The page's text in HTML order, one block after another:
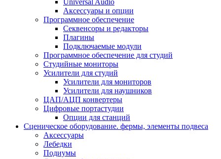
Universal Audio
Аксессуары и опции
Программное обеспечение
Cеквенсоры и редакторы
Плагины
Подключаемые модули
Программное обеспечение для студий
Студийные мониторы
Усилители для студий
Усилители для мониторов
Усилители для наушников
ЦАП/АЦП конвертеры
Цифровые портастудии
Опции для станций
Сценическое оборудование. фермы, элементы подвеса
Аксессуары
Лебедки
Подиумы